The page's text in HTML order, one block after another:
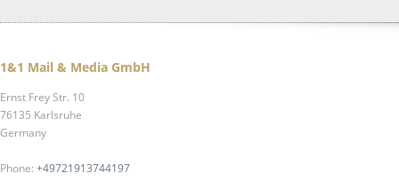
1&1 Mail & Media GmbH
Ernst Frey Str. 10
76135 Karlsruhe
Germany
Phone: +49721913744197